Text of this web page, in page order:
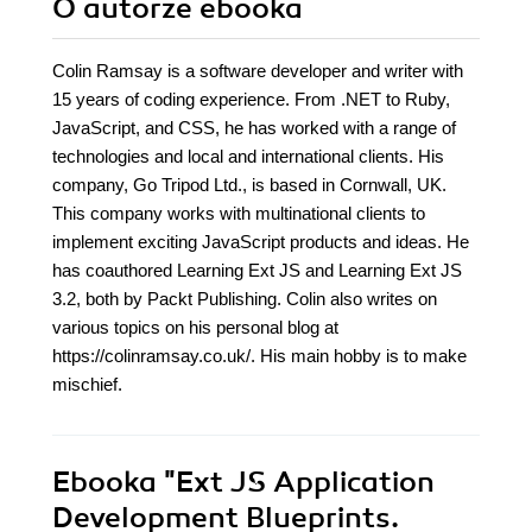
O autorze ebooka
Colin Ramsay is a software developer and writer with
15 years of coding experience. From .NET to Ruby,
JavaScript, and CSS, he has worked with a range of
technologies and local and international clients. His
company, Go Tripod Ltd., is based in Cornwall, UK.
This company works with multinational clients to
implement exciting JavaScript products and ideas. He
has coauthored Learning Ext JS and Learning Ext JS
3.2, both by Packt Publishing. Colin also writes on
various topics on his personal blog at
https://colinramsay.co.uk/. His main hobby is to make
mischief.
Ebooka "Ext JS Application
Development Blueprints.